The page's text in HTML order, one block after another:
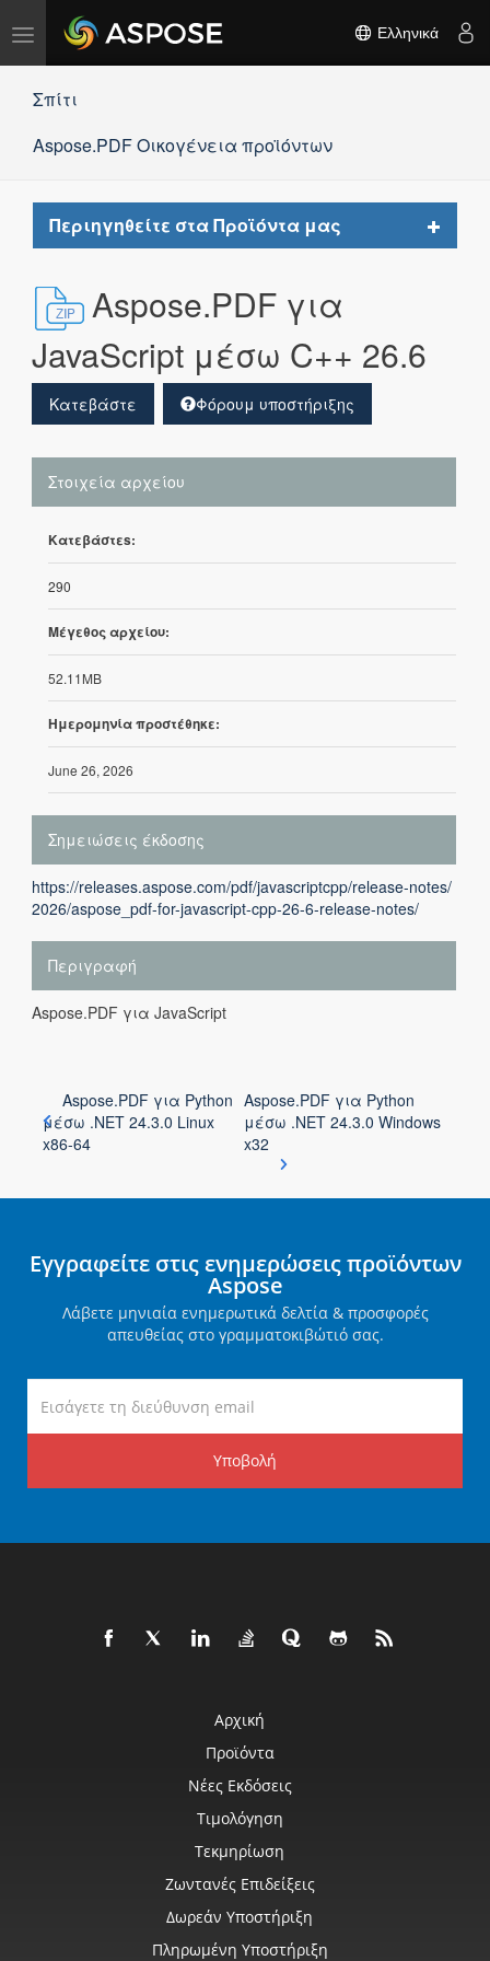
Εναλλαγή
πλοήγησης
Ελληνικά
Σπίτι
Aspose.PDF Οικογένεια προϊόντων
Περιηγηθείτε στα Προϊόντα μας
Toggle
Aspose.PDF για
JavaScript μέσω C++ 26.6
Κατεβάστε Φόρουμ υποστήριξης
Στοιχεία αρχείου
Κατεβάστεs:
290
Μέγεθος αρχείου:
52.11MB
Ημερομηνία προστέθηκε:
June 26, 2026
Σημειώσεις έκδοσης
https://releases.aspose.com/pdf/javascriptcpp/release-notes/
2026/aspose_pdf-for-javascript-cpp-26-6-release-notes/
Περιγραφή
Aspose.PDF για JavaScript
Aspose.PDF για Python
μέσω .NET 24.3.0 Linux
x86-64
Aspose.PDF για Python
μέσω .NET 24.3.0 Windows
x32
Εγγραφείτε στις ενημερώσεις προϊόντων
Aspose
Λάβετε μηνιαία ενημερωτικά δελτία & προσφορές
απευθείας στο γραμματοκιβώτιό σας.
Υποβολή
Αρχική
Προϊόντα
Νέες Εκδόσεις
Τιμολόγηση
Τεκμηρίωση
Ζωντανές Επιδείξεις
Δωρεάν Υποστήριξη
Πληρωμένη Υποστήριξη